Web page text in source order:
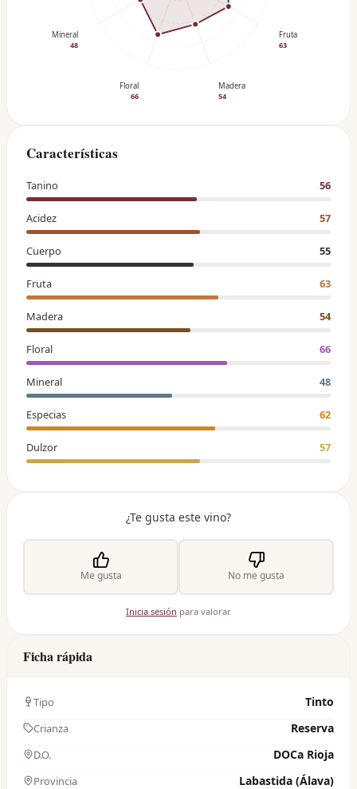
Fruta
63
Madera
54
Floral
66
Mineral
48
Características
Tanino 56
Acidez 57
Cuerpo 55
Fruta 63
Madera 54
Floral 66
Mineral 48
Especias 62
Dulzor 57
¿Te gusta este vino?
Me gusta No me gusta
Inicia sesión para valorar
Ficha rápida
Tipo Tinto
Crianza Reserva
D.O. DOCa Rioja
Provincia Labastida (Álava)